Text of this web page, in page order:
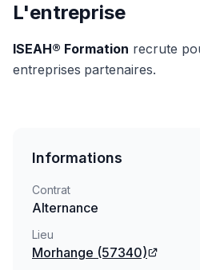
L'entreprise
ISEAH® Formation recrute
entreprises partenaires.
Informations
Contrat
Alternance
Lieu
Morhange (57340)